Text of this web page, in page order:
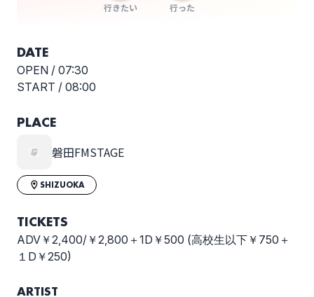
行きたい 行った
DATE
OPEN / 07:30
START / 08:00
PLACE
磐田FMSTAGE
SHIZUOKA
TICKETS
ADV￥2,400/￥2,800＋1D￥500 (高校生以下￥750＋
１D￥250)
ARTIST